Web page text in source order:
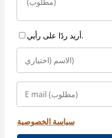
أريد ردًا على رأيي.
سياسة الخصوصية